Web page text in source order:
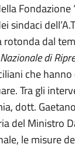
sindaci
rotonda dal
di
che hanno
Tra gli
dott.
del Ministro
le misure